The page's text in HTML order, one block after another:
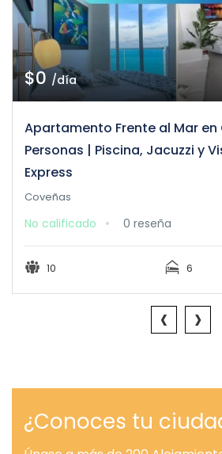
$0 /día
Apartamento Frente al Mar en
Personas | Piscina, Jacuzzi y
Express
Coveñas
No calificado 0 reseña
10 6
‹ ›
¿Conoces tu